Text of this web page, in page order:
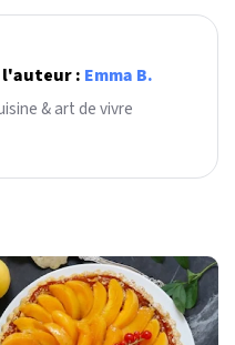
l'auteur : Emma B.
& art de vivre